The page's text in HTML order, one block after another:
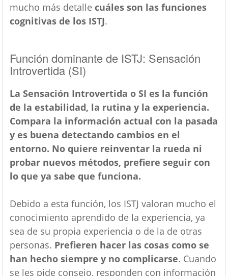
mucho más detalle cuáles son las funciones
cognitivas de los ISTJ.
Función dominante de ISTJ: Sensación
Introvertida (SI)
La Sensación Introvertida o SI es la función
de la estabilidad, la rutina y la experiencia.
Compara la información actual con la pasada
y es buena detectando cambios en el
entorno. No quiere reinventar la rueda ni
probar nuevos métodos, prefiere seguir con
lo que ya sabe que funciona.
Debido a esta función, los ISTJ valoran mucho el
conocimiento aprendido de la experiencia, ya
sea de su propia experiencia o de la de otras
personas. Prefieren hacer las cosas como se
han hecho siempre y no complicarse. Cuando
se les pide consejo, responden con información